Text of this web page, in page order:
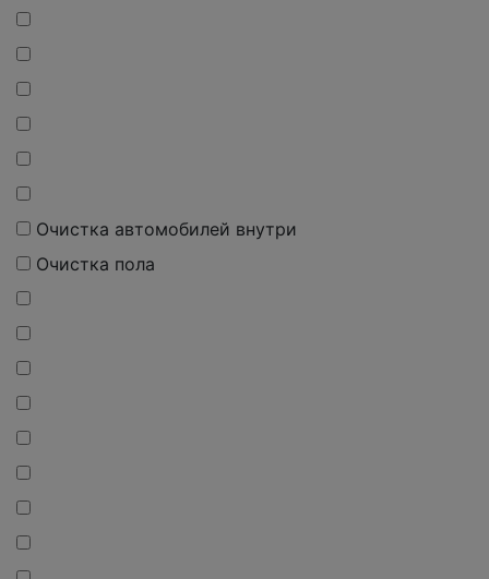
Очистка автомобилей внутри
Очистка пола